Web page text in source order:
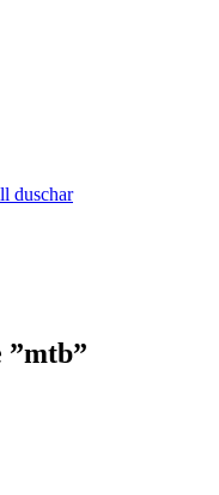
duschar